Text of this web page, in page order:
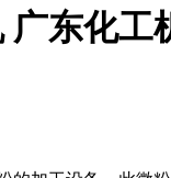
广东化工